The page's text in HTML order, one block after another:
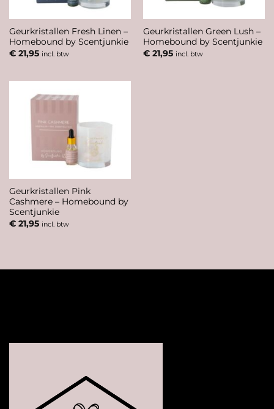
Geurkristallen Fresh Linen –
Homebound by Scentjunkie
€21,95 incl. btw
Geurkristallen Green Lush –
Homebound by Scentjunkie
€21,95 incl. btw
Geurkristallen Pink
Cashmere – Homebound by
Scentjunkie
€21,95 incl. btw